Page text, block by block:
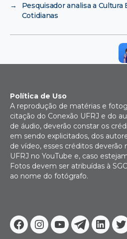
→
Pesquisador analisa a Cultura
Cotidianas
Facebook
Instagram
YoutubeTelegram
Política de Uso
A reprodução de matérias e
citação do Conexão UFRJ e do
de áudio, deverão constar os
em sendo explicitados, dos
de vídeo, esses créditos deverão
UFRJ no YouTube e, caso
Fotos devem ser atribuídas à
ao nome do fotógrafo.